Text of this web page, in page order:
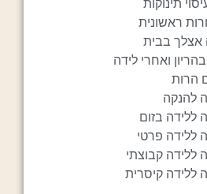
תינוקות
ראשונית
אצלך בבית
בהריון ואחרי לידה
הרות
להנקה
ללידה בזום
ללידה פרטי
ללידה קבוצתי
ללידה קיסרית